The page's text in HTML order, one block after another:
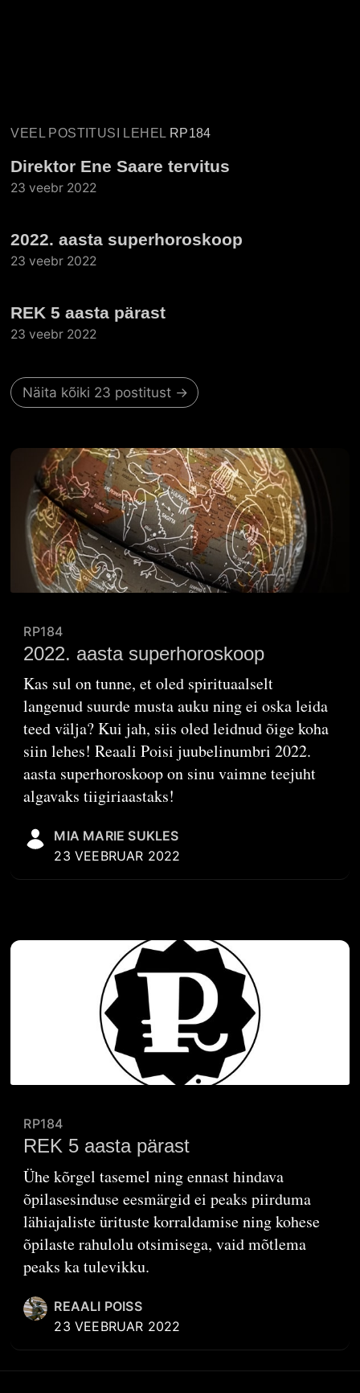
VEEL POSTITUSI LEHEL RP184
Direktor Ene Saare tervitus
23 veebr 2022
2022. aasta superhoroskoop
23 veebr 2022
REK 5 aasta pärast
23 veebr 2022
Näita kõiki 23 postitust →
RP184
2022. aasta superhoroskoop
Kas sul on tunne, et oled spirituaalselt
langenud suurde musta auku ning ei oska leida
teed välja? Kui jah, siis oled leidnud õige koha
siin lehes! Reaali Poisi juubelinumbri 2022.
aasta superhoroskoop on sinu vaimne teejuht
algavaks tiigiriaastaks!
MIA MARIE SUKLES
23 VEEBRUAR 2022
RP184
REK 5 aasta pärast
Ühe kõrgel tasemel ning ennast hindava
õpilasesinduse eesmärgid ei peaks piirduma
lähiajaliste ürituste korraldamise ning kohese
õpilaste rahulolu otsimisega, vaid mõtlema
peaks ka tulevikku.
REAALI POISS
23 VEEBRUAR 2022